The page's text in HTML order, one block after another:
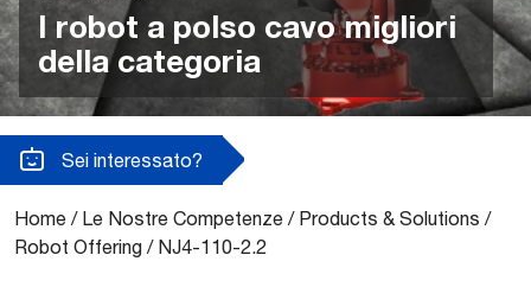
I robot a polso cavo migliori
della categoria
Sei interessato?
Home / Le Nostre Competenze / Products & Solutions /
Robot Offering / NJ4-110-2.2